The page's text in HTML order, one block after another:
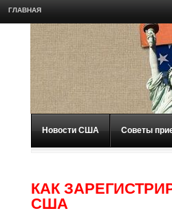
ГЛАВНАЯ
Новости США Советы
КАК
США